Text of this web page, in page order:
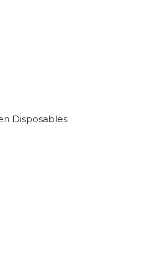
Disposables